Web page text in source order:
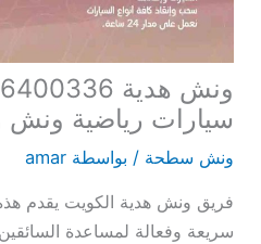
سيارات رياضية
ونش سطحة / بواسطة amar
فريق ونش هدية الكويت يقدم هذه
سريعة وفعالة لمساعدة